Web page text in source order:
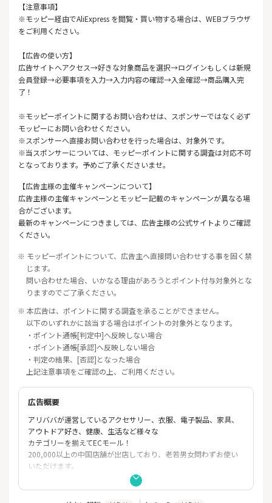
【注意事項】
※モッピー経由でAliExpress を閲覧・買い物する場合は、WEBブラウザ
をご利用ください。
【広告の使い方】
広告サイトへアクセス→好きな対象商品を選択→ログインもしくは新規
会員登録→必要事項を入力→入力内容の確認→入金確認→商品購入完
了！
※モッピーポイントに関するお問い合わせは、スポンサーではなく必ず
モッピーにお問い合わせください。
※スポンサーへ直接お問い合わせを行った場合は、対象外です。
※当スポンサーについては、モッピーポイントに関する調査は対応不可
となっております。予めご了承くださいませ。
【広告主様の主催キャンペーンについて】
広告主様の主催キャンペーンとモッピー記載のキャンペーンが異なる場
合がございます。
最新のキャンペーンにつきましては、広告主様の公式サイトよりご確認
ください。
※ モッピーポイントについて、広告主へ直接問い合わせする事を固く禁
じます。
問い合わせた場合、いかなる理由があろうとポイント付与対象外とな
りますのでご了承ください。
※ 本広告は、ポイントに関する調査を承ることができません。
以下のいずれかに該当する場合はポイントの対象外となります。
・ポイント通帳[判定中]へ反映しない場合
・ポイント通帳[承認]へ反映しない場合
・判定の結果、[否認]となった場合
上記注意事項をご確認の上、ご利用ください。
広告概要
アリババが運営しているアクセサリー、衣服、電子製品、家具、
アウトドア好き、健康、生活など様々な
カテゴリーを揃えてECモール！
200,000以上の中国店舗が出店しており、老若男女問わずお使い
いただけます。
特別セールやお得な割引券も実施中。